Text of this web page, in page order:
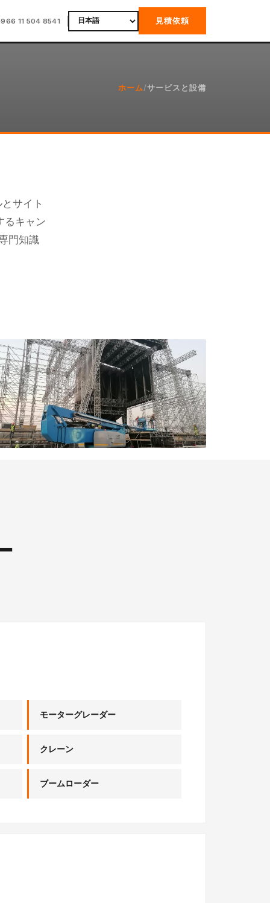
11 504 8541 見積依頼
ホーム /サービスと設備
サイト
るキャン
門知識
モーターグレーダー
クレーン
ブームローダー